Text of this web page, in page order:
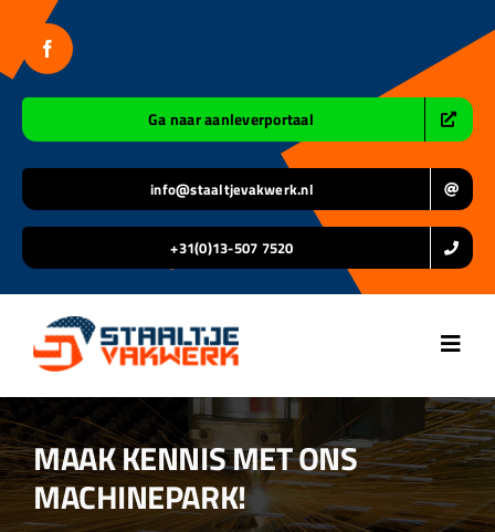
inhoud
Ga naar aanleverportaal
info@staaltjevakwerk.nl
+31(0)13-507 7520
Home
Over ons
MAAK KENNIS MET ONS
MACHINEPARK!